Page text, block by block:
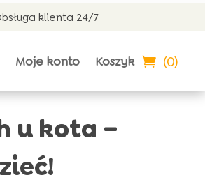
klienta 24/7
Moje konto Koszyk (0)
u kota –